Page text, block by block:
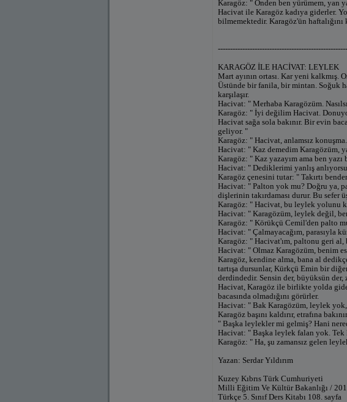
Karagöz: " Önden ben yürümem, yan
Hacivat ile Karagöz kadıya giderler.
bilmemektedir. Karagöz'ün
KARAGÖZ İLE HACİVAT: LEYLEK
Mart ayının ortası. Kar yeni kalkmış.
Üstünde bir fanila, bir mintan. Soğuk
karşılaşır.
Hacivat: " Merhaba Karagözüm.
Karagöz: " İyi değilim Hacivat.
Hacivat sağa sola bakınır. Bir evin
geliyor. "
Karagöz: " Hacivat, anlamsız
Hacivat: " Kaz demedim Karagözüm,
Karagöz: " Kaz yazayım ama ben
Hacivat: " Dediklerimi yanlış
Karagöz çenesini tutar: " Takırtı
Hacivat: " Palton yok mu? Doğru ya,
dişlerinin takırdaması durur. Bu sefer
Karagöz: " Hacivat, bu leylek yolunu
Hacivat: " Karagözüm, leylek değil,
Karagöz: " Körükçü Cemil'den palto
Hacivat: " Çalmayacağım, parasıyla
Karagöz: " Hacivat'ım, paltonu geri
Hacivat: " Olmaz Karagözüm, benim
Karagöz, kendine alma, bana al
tartışa dursunlar, Kürkçü Emin bir
derdindedir. Sensin der, büyüksün
Hacivat, Karagöz ile birlikte yolda
bacasında olmadığını görürler.
Hacivat: " Bak Karagözüm, leylek
Karagöz başını kaldırır, etrafına
" Başka leylekler mi gelmiş? Hani
Hacivat: " Başka leylek falan yok. Tek
Karagöz: " Ha, şu zamansız gelen
Yazan: Serdar Yıldırım
Kuzey Kıbrıs Türk Cumhuriyeti
Milli Eğitim Ve Kültür Bakanlığı /
Türkçe 5. Sınıf Ders Kitabı 108. sayfa